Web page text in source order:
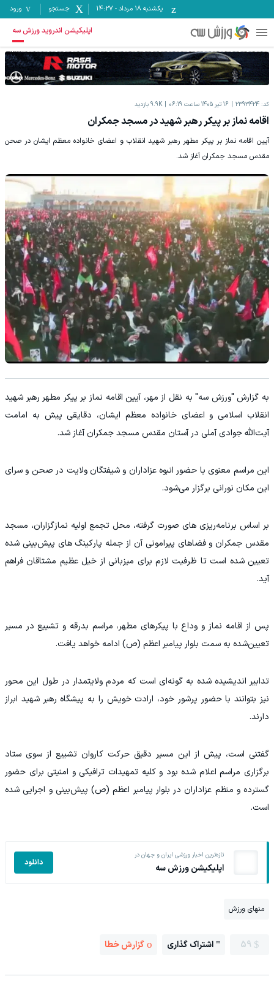
یکشنبه ۱۸ مرداد -
14:27 جستجو ورود
اپلیکیشن اندروید ورزش سه
کد: 2393424 16 تیر 1405 ساعت 06:19 9.9K بازدید
اقامه نماز بر پیکر رهبر شهید در مسجد جمکران
آیین اقامه نماز بر پیکر مطهر رهبر شهید انقلاب و اعضای خانواده معظم ایشان در صحن
مقدس مسجد جمکران آغاز شد.
به گزارش "ورزش سه" به نقل از مهر، آیین اقامه نماز بر پیکر مطهر رهبر شهید
انقلاب اسلامی و اعضای خانواده معظم ایشان، دقایقی پیش به امامت
آیت‌الله جوادی آملی در آستان مقدس مسجد جمکران آغاز شد.
این مراسم معنوی با حضور انبوه عزاداران و شیفتگان ولایت در صحن و سرای
این مکان نورانی برگزار می‌شود.
بر اساس برنامه‌ریزی‌ های صورت‌ گرفته، محل تجمع اولیه نمازگزاران، مسجد
مقدس جمکران و فضاهای پیرامونی آن از جمله پارکینگ‌ های پیش‌بینی‌ شده
تعیین شده است تا ظرفیت لازم برای میزبانی از خیل عظیم مشتاقان فراهم
آید.
پس از اقامه نماز و وداع با پیکرهای مطهر، مراسم بدرقه و تشییع در مسیر
تعیین‌شده به سمت بلوار پیامبر اعظم (ص) ادامه خواهد یافت.
تدابیر اندیشیده‌ شده به گونه‌ای است که مردم ولایتمدار در طول این محور
نیز بتوانند با حضور پرشور خود، ارادت خویش را به پیشگاه رهبر شهید ابراز
دارند.
گفتنی است، پیش از این مسیر دقیق حرکت کاروان تشییع از سوی ستاد
برگزاری مراسم اعلام شده بود و کلیه تمهیدات ترافیکی و امنیتی برای حضور
گسترده و منظم عزاداران در بلوار پیامبر اعظم (ص) پیش‌بینی و اجرایی شده
است.
تازه‌ترین اخبار ورزشی ایران و جهان در
اپلیکیشن ورزش سه دانلود
منهای ورزش
59 اشتراک گذاری گزارش خطا